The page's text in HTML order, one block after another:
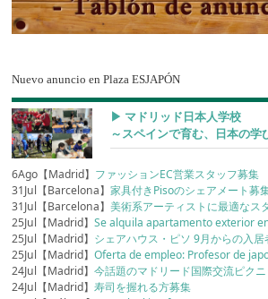
Nuevo anuncio en Plaza ESJAPÓN
▶︎ マドリッド日本人学校
～スペインで育む、日本の学
6Ago【Madrid】 ファッションEC営業スタッフ募集
31Jul【Barcelona】家具付きPisoのシェアメート募
31Jul【Barcelona】美術系アーティストに最適なス
25Jul【Madrid】Se alquila apartamento exterior
25Jul【Madrid】 シェアハウス・ピソ 9月からの入居
25Jul【Madrid】Oferta de empleo: Profesor de
24Jul【Madrid】今話題のマドリード国際交流ピク
24Jul【Madrid】寿司を握れる方募集